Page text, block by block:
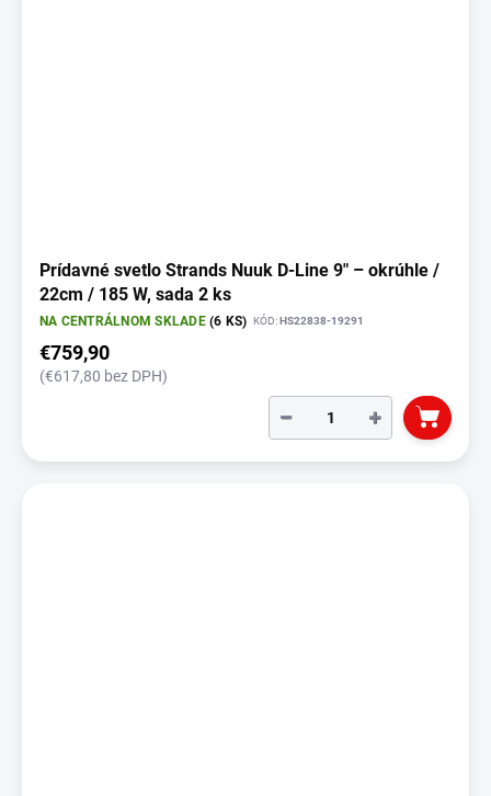
Prídavné svetlo Strands Nuuk D-Line 9" – okrúhle /
22cm / 185 W, sada 2 ks
NA CENTRÁLNOM SKLADE(6 KS) KÓD:HS22838-19291
€759,90
(€617,80 bez DPH)
+
−